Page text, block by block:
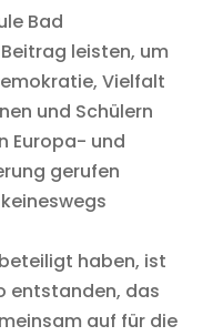
Bad
leisten, um
Vielfalt
und Schülern
Europa- und
gerufen
haben, ist
entstanden, das
auf für die